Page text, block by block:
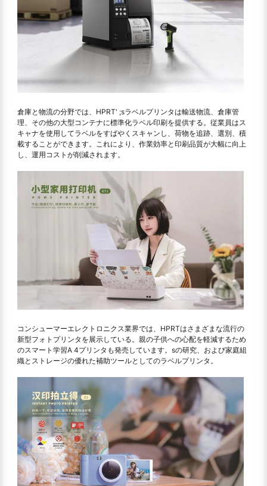
倉庫と物流の分野では、HPRT' ;sラベルプリンタは輸送物流、倉庫管
理、その他の大型コンテナに標準化ラベル印刷を提供する。従業員はス
キャナを使用してラベルをすばやくスキャンし、荷物を追跡、選別、積
載することができます。これにより、作業効率と印刷品質が大幅に向上
し、運用コストが削減されます。
コンシューマーエレクトロニクス業界では、HPRTはさまざまな流行の
新型フォトプリンタを展示している。親の子供への心配を軽減するため
のスマート学習A 4プリンタも発売しています。sの研究、および家庭組
織とストレージの優れた補助ツールとしてのラベルプリンタ。